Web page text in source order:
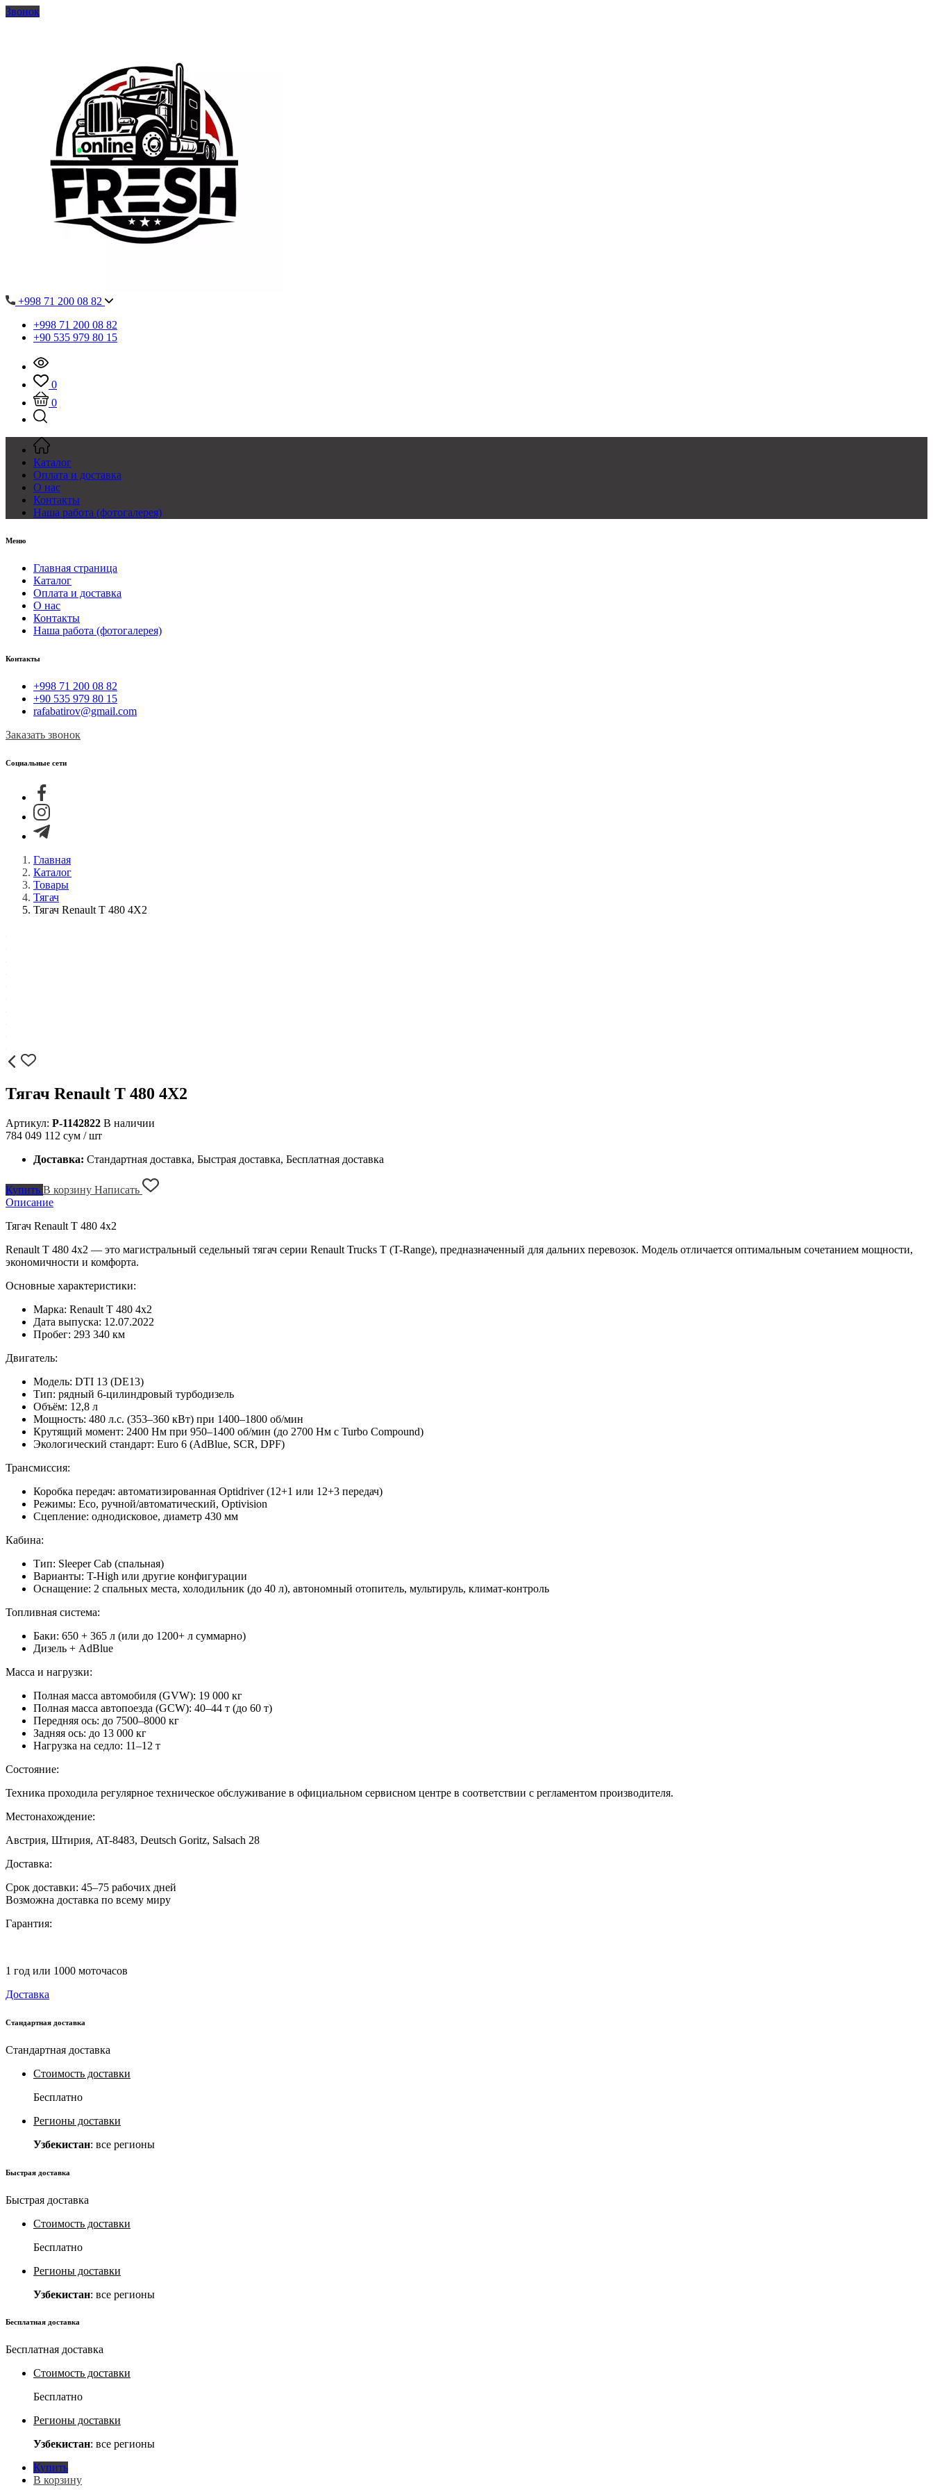
Звонок
+998 71 200 08 82
+998 71 200 08 82
+90 535 979 80 15
0
0
Каталог
Оплата и доставка
О нас
Контакты
Наша работа (фотогалерея)
Меню
Главная страница
Каталог
Оплата и доставка
О нас
Контакты
Наша работа (фотогалерея)
Контакты
+998 71 200 08 82
+90 535 979 80 15
rafabatirov@gmail.com
Заказать звонок
Социальные сети
Главная
Каталог
Товары
Тягач
Тягач Renault T 480 4X2
Тягач Renault T 480 4X2
Артикул: P-1142822 В наличии
784 049 112 сум / шт
Доставка: Стандартная доставка, Быстрая доставка, Бесплатная доставка
Купить В корзину Написать
Описание
Тягач Renault T 480 4x2
Renault T 480 4x2 — это магистральный седельный тягач серии Renault Trucks T (T-Range), предназначенный для дальних перевозок. Модель отличается оптимальным сочетанием мощности,
экономичности и комфорта.
Основные характеристики:
Марка: Renault T 480 4x2
Дата выпуска: 12.07.2022
Пробег: 293 340 км
Двигатель:
Модель: DTI 13 (DE13)
Тип: рядный 6-цилиндровый турбодизель
Объём: 12,8 л
Мощность: 480 л.с. (353–360 кВт) при 1400–1800 об/мин
Крутящий момент: 2400 Нм при 950–1400 об/мин (до 2700 Нм с Turbo Compound)
Экологический стандарт: Euro 6 (AdBlue, SCR, DPF)
Трансмиссия:
Коробка передач: автоматизированная Optidriver (12+1 или 12+3 передач)
Режимы: Eco, ручной/автоматический, Optivision
Сцепление: однодисковое, диаметр 430 мм
Кабина:
Тип: Sleeper Cab (спальная)
Варианты: T-High или другие конфигурации
Оснащение: 2 спальных места, холодильник (до 40 л), автономный отопитель, мультируль, климат-контроль
Топливная система:
Баки: 650 + 365 л (или до 1200+ л суммарно)
Дизель + AdBlue
Масса и нагрузки:
Полная масса автомобиля (GVW): 19 000 кг
Полная масса автопоезда (GCW): 40–44 т (до 60 т)
Передняя ось: до 7500–8000 кг
Задняя ось: до 13 000 кг
Нагрузка на седло: 11–12 т
Состояние:
Техника проходила регулярное техническое обслуживание в официальном сервисном центре в соответствии с регламентом производителя.
Местонахождение:
Австрия, Штирия, AT-8483, Deutsch Goritz, Salsach 28
Доставка:
Срок доставки: 45–75 рабочих дней
Возможна доставка по всему миру
Гарантия:
1 год или 1000 моточасов
Доставка
Стандартная доставка
Стандартная доставка
Стоимость доставки
Бесплатно
Регионы доставки
Узбекистан: все регионы
Быстрая доставка
Быстрая доставка
Стоимость доставки
Бесплатно
Регионы доставки
Узбекистан: все регионы
Бесплатная доставка
Бесплатная доставка
Стоимость доставки
Бесплатно
Регионы доставки
Узбекистан: все регионы
Купить
В корзину